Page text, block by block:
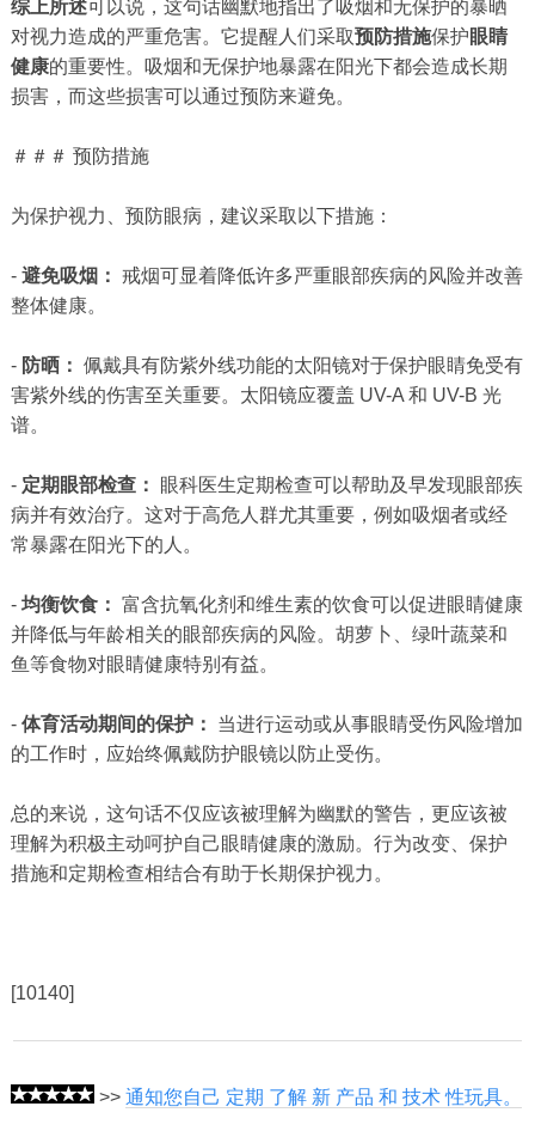
综上所述可以说，这句话幽默地指出了吸烟和无保护的暴晒
对视力造成的严重危害。它提醒人们采取预防措施保护眼睛
健康的重要性。吸烟和无保护地暴露在阳光下都会造成长期
损害，而这些损害可以通过预防来避免。
＃＃＃ 预防措施
为保护视力、预防眼病，建议采取以下措施：
- 避免吸烟： 戒烟可显着降低许多严重眼部疾病的风险并改善
整体健康。
- 防晒： 佩戴具有防紫外线功能的太阳镜对于保护眼睛免受有
害紫外线的伤害至关重要。太阳镜应覆盖 UV-A 和 UV-B 光
谱。
- 定期眼部检查：
眼科医生定期检查可以帮助及早发现眼部疾
病并有效治疗。这对于高危人群尤其重要，例如吸烟者或经
常暴露在阳光下的人。
- 均衡饮食： 富含抗氧化剂和维生素的饮食可以促进眼睛健康
并降低与年龄相关的眼部疾病的风险。胡萝卜、绿叶蔬菜和
鱼等食物对眼睛健康特别有益。
- 体育活动期间的保护：
当进行运动或从事眼睛受伤风险增加
的工作时，应始终佩戴防护眼镜以防止受伤。
总的来说，这句话不仅应该被理解为幽默的警告，更应该被
理解为积极主动呵护自己眼睛健康的激励。行为改变、保护
措施和定期检查相结合有助于长期保护视力。
[10140]
>> 通知您自己 定期 了解 新 产品 和 技术 性玩具。